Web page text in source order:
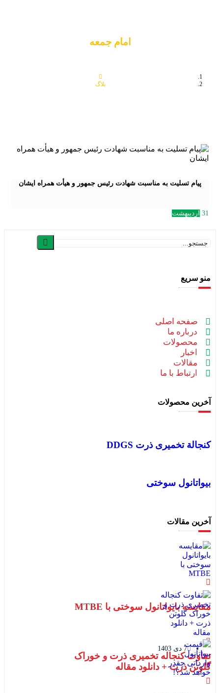
امام جمعه
بلاگ
پیام تسلیت به مناسبت شهادت رئیس جمهور و هیأت همراه ایشان
31 اردیبهشت
منو سریع
صفحه اصلی
درباره ما
محصولات
اخبار
مقالات
ارتباط با ما
آخرین محصولات
کنجالة تخمیری ذرت DDGS
بیواتانول سوختی
آخرین مقالات
مقایسه بایواتانول سوختی با MTBE
7 دی 1403
تفاوت کنجاله تخمیری ذرت و خوراک
گلوتن ذرت + دانلود مقاله